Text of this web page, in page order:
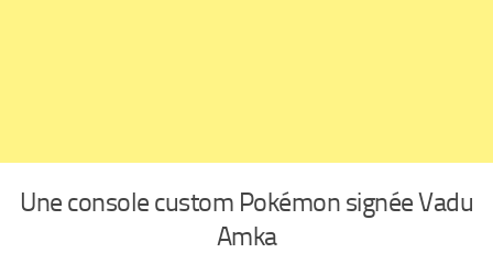
Une console custom Pokémon signée Vadu
Amka